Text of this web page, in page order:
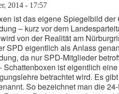
2014 - 17:57
ist das eigene Spiegelbild
– kurz vor dem
von der Realität am
SPD eigentlich als Anlass
da nur SPD-Mitglieder
ist eigentlich
betrachtet wird. Es
So bezeichnet man die